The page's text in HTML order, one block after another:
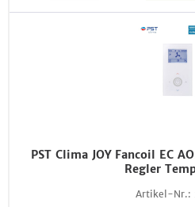
PST Clima JOY Fancoil EC
Regler
Artikel-Nr.: